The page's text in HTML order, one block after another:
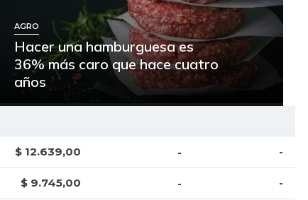
AGRO
Hacer una hamburguesa es
36% más caro que hace cuatro
años
$ 12.639,00 - -
$ 9.745,00 - -